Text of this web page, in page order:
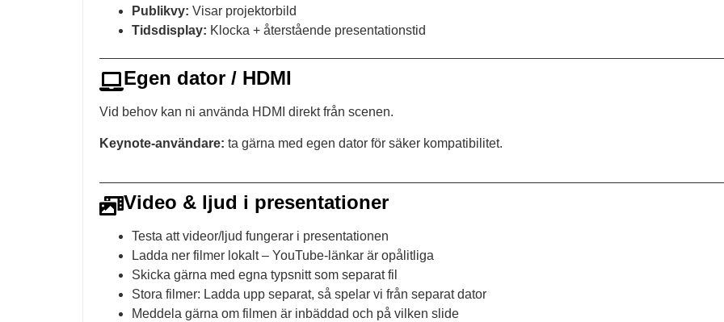
Publikvy: Visar projektorbild
Tidsdisplay: Klocka + återstående presentationstid
Egen dator / HDMI
Vid behov kan ni använda HDMI direkt från scenen.
Keynote-användare: ta gärna med egen dator för säker kompatibilitet.
Video & ljud i presentationer
Testa att videor/ljud fungerar i presentationen
Ladda ner filmer lokalt – YouTube-länkar är opålitliga
Skicka gärna med egna typsnitt som separat fil
Stora filmer: Ladda upp separat, så spelar vi från separat dator
Meddela gärna om filmen är inbäddad och på vilken slide